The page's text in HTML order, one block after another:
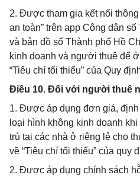
2. Được tham gia kết nối
an toàn” trên app Công dân
và bản đồ số Thành phố Hồ
kinh doanh và người thuê để
“Tiêu chí tối thiểu” của Quy
Điều 10. Đối với người thuê
1. Được áp dụng đơn giá,
loại hình không kinh doanh
trú tại các nhà ở riêng lẻ cho
về “Tiêu chí tối thiểu” của quy
2. Được áp dụng chính sách